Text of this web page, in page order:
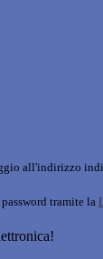
all'indirizzo
tramite la